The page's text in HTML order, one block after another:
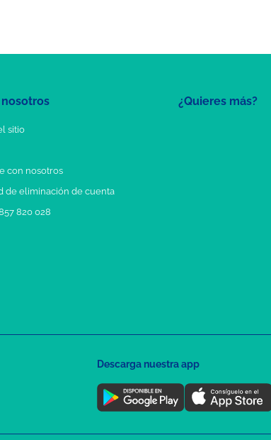
¿Quieres más?
sitio
con nosotros
de eliminación de cuenta
820 028
Descarga nuestra app